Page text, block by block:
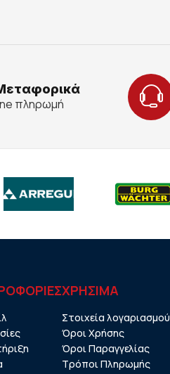
πληρωμή
ΧΡHΣΙΜΑ
Στοιχεία λογαριασμού
Όροι Χρήσης
Όροι Παραγγελίας
Τρόποι Πληρωμής